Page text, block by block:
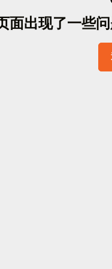
面出现了一些问